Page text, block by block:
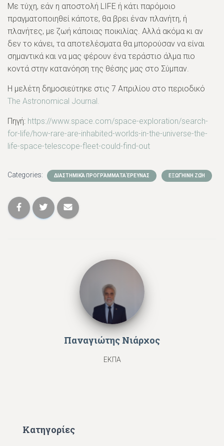
Με τύχη, εάν η αποστολή LIFE ή κάτι παρόμοιο
πραγματοποιηθεί κάποτε, θα βρει έναν πλανήτη, ή
πλανήτες, με ζωή κάποιας ποικιλίας. Αλλά ακόμα κι αν
δεν το κάνει, τα αποτελέσματα θα μπορούσαν να είναι
σημαντικά και να μας φέρουν ένα τεράστιο άλμα πιο
κοντά στην κατανόηση της θέσης μας στο Σύμπαν.
Η μελέτη δημοσιεύτηκε στις 7 Απριλίου στο περιοδικό
The Astronomical Journal.
Πηγή: https://www.space.com/space-exploration/search-
for-life/how-rare-are-inhabited-worlds-in-the-universe-the-
life-space-telescope-fleet-could-find-out
Categories: ΔΙΑΣΤΗΜΙΚΆ ΠΡΟΓΡΆΜΜΑΤΑ ΈΡΕΥΝΑΣ ΕΞΩΓΉΙΝΗ ΖΩΉ
Παναγιώτης Νιάρχος
ΕΚΠΑ
Κατηγορίες